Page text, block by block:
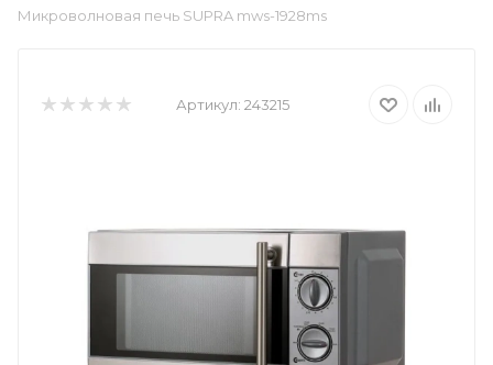
Микроволновая печь SUPRA mws-1928ms
Артикул: 243215